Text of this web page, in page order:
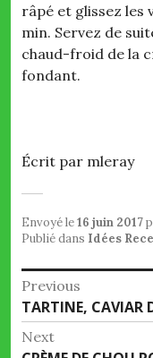
râpé et glissez les
min. Servez de
chaud-froid de la
fondant.
Écrit par mleray
Envoyé le16 juin 2017
Publié dans Idées
de
Previous
Previous
post:
TARTINE, CAVIAR
Next